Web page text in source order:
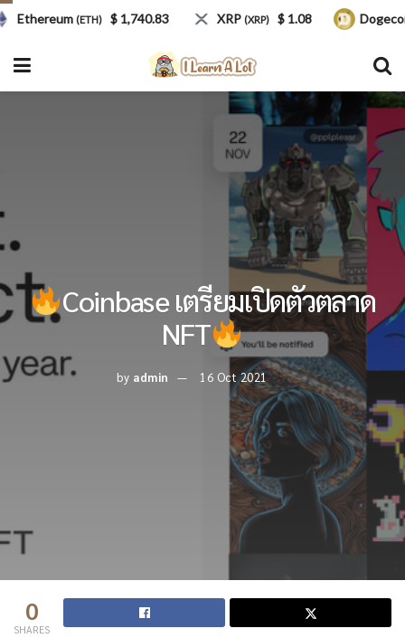
Coinbase เตรียมเปิดตัวตลาด
NFT
by admin 16 Oct 2021
0
SHARES
(ETH) $ 1,740.83 XRP(XRP) $ 1.08 Dogecoin